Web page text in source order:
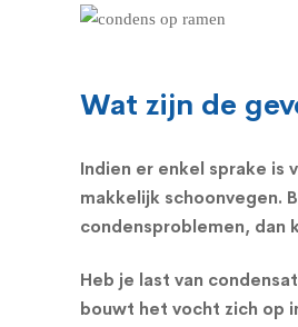
Wat zijn de
Indien er enkel sprake is
makkelijk schoonvegen.
condensproblemen, dan
Heb je last van
bouwt het vocht zich op